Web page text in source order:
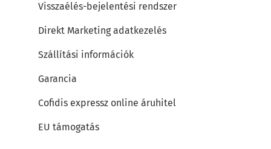
Visszaélés-bejelentési rendszer
Direkt Marketing adatkezelés
Szállítási információk
Garancia
Cofidis expressz online áruhitel
EU támogatás